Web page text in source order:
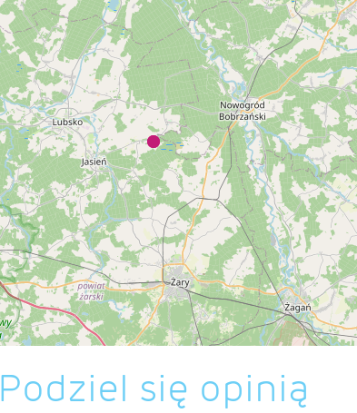
Podziel się opinią